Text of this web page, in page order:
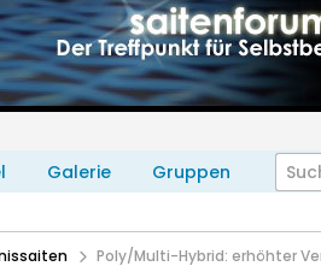
Galerie Gruppen
Poly/Multi-Hybrid: erhöhter